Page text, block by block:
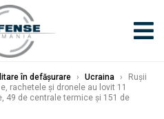
în defășurare › Ucraina ›
Rușii
rachetele și dronele au lovit 11
49 de centrale termice și 151 de